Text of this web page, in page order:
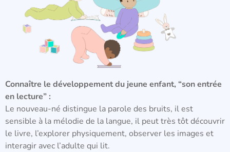
Connaître le développement du jeune enfant, “son entrée
en lecture” :
Le nouveau-né distingue la parole des bruits, il est
sensible à la mélodie de la langue, il peut très tôt découvrir
le livre, l’explorer physiquement, observer les images et
interagir avec l’adulte qui lit.